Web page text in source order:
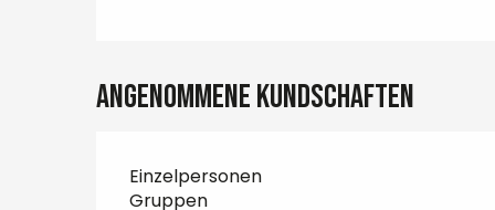
Angenommene Kundschaften
Einzelpersonen
Gruppen